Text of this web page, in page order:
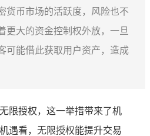
货币市场的活跃度，风险也不
更大的资金控制权外放，一旦
可能借此获取用户资产，造成
限授权，这一举措带来了机
遇看，无限授权能提升交易